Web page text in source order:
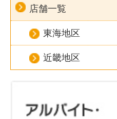
店舗一覧
東海地区
近畿地区